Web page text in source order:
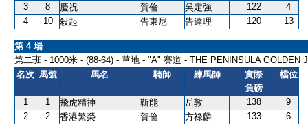
3
8 慶祝 賀倫 吳定強 122
4
4
10 殺起 告東尼 告達理 120 13
第 4 場
第二班 - 1000米 - (88-64) - 草地 - "A" 賽道 - THE PENINSULA GOLDEN
名次 馬號 馬名 騎師 練馬師
實際
負磅
檔位
1 1 飛虎精神 靳能 岳敦 138
9
2
2 香港繁榮 賀倫 方祿麟 133
6